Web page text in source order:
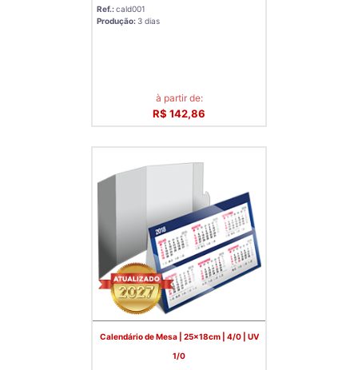
Ref.:cald001
Produção: 3 dias
à partir de:
R$ 142,86
Calendário de Mesa | 25x18cm | 4/0 | UV
1/0